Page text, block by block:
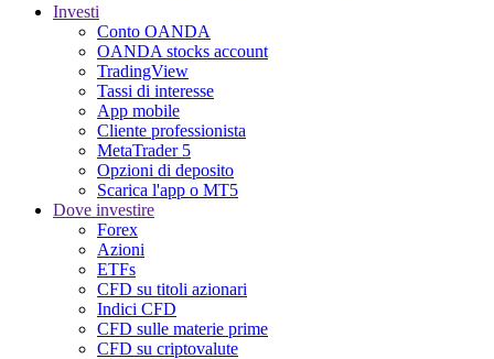
Investi
Conto OANDA
OANDA stocks account
TradingView
Tassi di interesse
App mobile
Cliente professionista
MetaTrader 5
Opzioni di deposito
Scarica l'app o MT5
Dove investire
Forex
Azioni
ETFs
CFD su titoli azionari
Indici CFD
CFD sulle materie prime
CFD su criptovalute